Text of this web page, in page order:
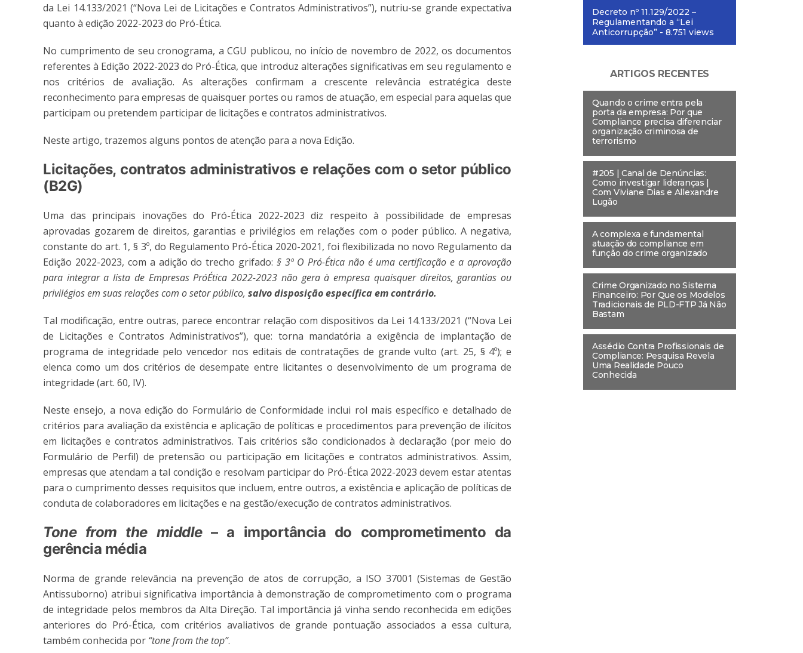
da Lei 14.133/2021 (“Nova Lei de Licitações e Contratos Administrativos”), nutriu-se grande expectativa
quanto à edição 2022-2023 do Pró-Ética.
No cumprimento de seu cronograma, a CGU publicou, no início de novembro de 2022, os documentos
referentes à Edição 2022-2023 do Pró-Ética, que introduz alterações significativas em seu regulamento e
nos critérios de avaliação. As alterações confirmam a crescente relevância estratégica deste
reconhecimento para empresas de quaisquer portes ou ramos de atuação, em especial para aquelas que
participam ou pretendem participar de licitações e contratos administrativos.
Neste artigo, trazemos alguns pontos de atenção para a nova Edição.
Licitações, contratos administrativos e relações com o setor público
(B2G)
Uma das principais inovações do Pró-Ética 2022-2023 diz respeito à possibilidade de empresas
aprovadas gozarem de direitos, garantias e privilégios em relações com o poder público. A negativa,
constante do art. 1, § 3º, do Regulamento Pró-Ética 2020-2021, foi flexibilizada no novo Regulamento da
Edição 2022-2023, com a adição do trecho grifado:§ 3º O Pró-Ética não é uma certificação e a aprovação
para integrar a lista de Empresas PróÉtica 2022-2023 não gera à empresa quaisquer direitos, garantias ou
privilégios em suas relações com o setor público, salvo disposição específica em contrário.
Tal modificação, entre outras, parece encontrar relação com dispositivos da Lei 14.133/2021 (“Nova Lei
de Licitações e Contratos Administrativos”), que: torna mandatória a exigência de implantação de
programa de integridade pelo vencedor nos editais de contratações de grande vulto (art. 25, § 4º); e
elenca como um dos critérios de desempate entre licitantes o desenvolvimento de um programa de
integridade (art. 60, IV).
Neste ensejo, a nova edição do Formulário de Conformidade inclui rol mais específico e detalhado de
critérios para avaliação da existência e aplicação de políticas e procedimentos para prevenção de ilícitos
em licitações e contratos administrativos. Tais critérios são condicionados à declaração (por meio do
Formulário de Perfil) de pretensão ou participação em licitações e contratos administrativos. Assim,
empresas que atendam a tal condição e resolvam participar do Pró-Ética 2022-2023 devem estar atentas
para o cumprimento desses requisitos que incluem, entre outros, a existência e aplicação de políticas de
conduta de colaboradores em licitações e na gestão/execução de contratos administrativos.
Tone from the middle– a importância do comprometimento da
gerência média
Norma de grande relevância na prevenção de atos de corrupção, a ISO 37001 (Sistemas de Gestão
Antissuborno) atribui significativa importância à demonstração de comprometimento com o programa
de integridade pelos membros da Alta Direção. Tal importância já vinha sendo reconhecida em edições
anteriores do Pró-Ética, com critérios avaliativos de grande pontuação associados a essa cultura,
também conhecida por “tone from the top”.
Decreto nº 11.129/2022 –
Regulamentando a “Lei
Anticorrupção” - 8.751 views
ARTIGOS RECENTES
Quando o crime entra pela
porta da empresa: Por que
Compliance precisa diferenciar
organização criminosa de
terrorismo
#205 | Canal de Denúncias:
Como investigar lideranças |
Com Viviane Dias e Allexandre
Lugão
A complexa e fundamental
atuação do compliance em
função do crime organizado
Crime Organizado no Sistema
Financeiro: Por Que os Modelos
Tradicionais de PLD-FTP Já Não
Bastam
Assédio Contra Profissionais de
Compliance: Pesquisa Revela
Uma Realidade Pouco
Conhecida